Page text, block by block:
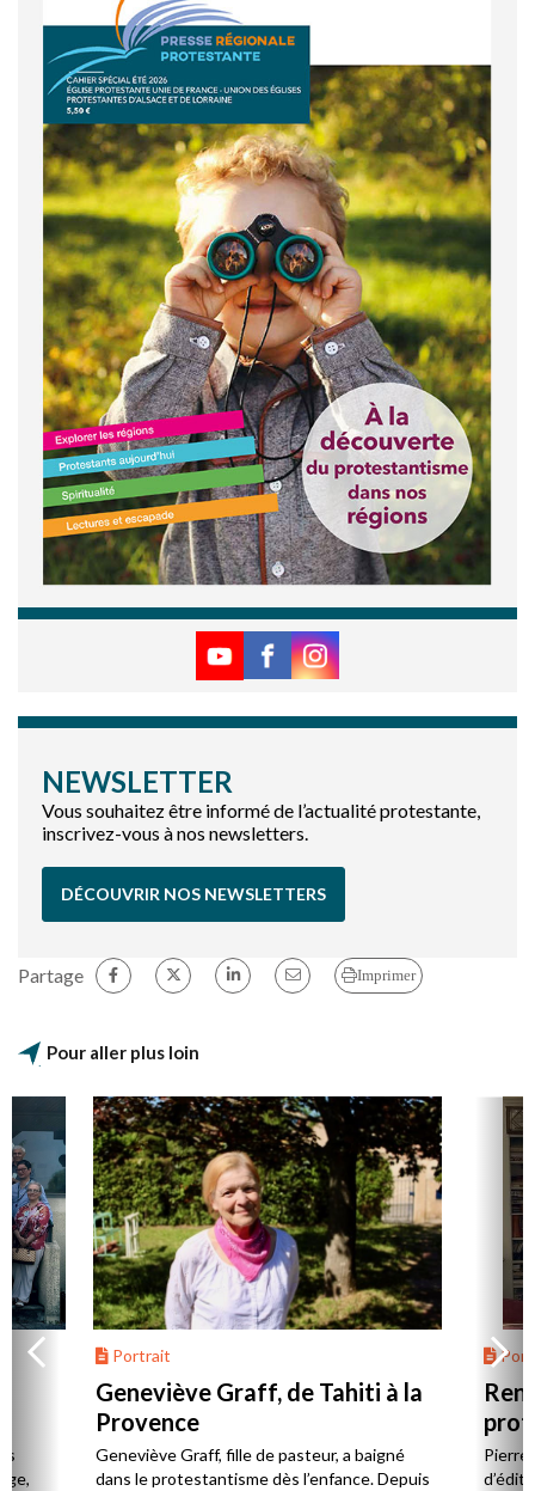
NEWSLETTER
Vous souhaitez être informé de l’actualité protestante,
inscrivez-vous à nos newsletters.
DÉCOUVRIR NOS NEWSLETTERS
Partage Imprimer
Pour aller plus loin
Portrait
Geneviève Graff, de Tahiti à la
Provence
Geneviève Graff, fille de pasteur, a baigné
dans le protestantisme dès l’enfance. Depuis